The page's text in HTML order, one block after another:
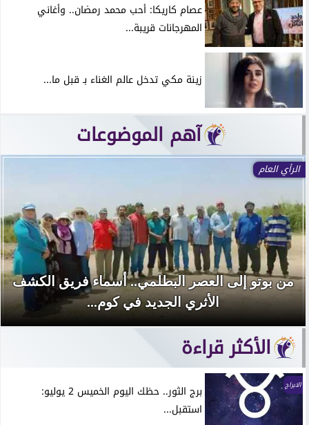
عصام كاريكا: أحب محمد رمضان.. وأغاني
المهرجانات قريبة...
زينة مكي تدخل عالم الغناء بـ قبل ما...
آهم الموضوعات
الرأي العام
من بوتو إلى العصر البطلمي.. أسماء فريق الكشف
الأثري الجديد في كوم...
الأكثر قراءة
الابراج
برج الثور.. حظك اليوم الخميس 2 يوليو:
استقبل...